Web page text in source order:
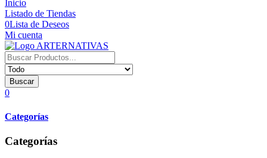
Inicio
Listado de Tiendas
0Lista de Deseos
Mi cuenta
Buscar
0
Categorías
Categorías